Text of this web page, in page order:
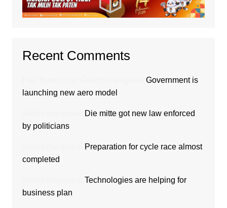
Recent Comments
Government is
launching new aero model
Die mitte got new law enforced
by politicians
Preparation for cycle race almost
completed
Technologies are helping for
business plan